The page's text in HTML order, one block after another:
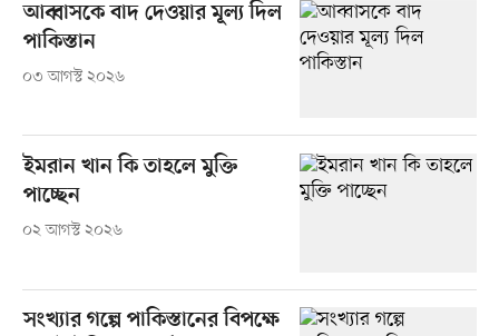
আব্বাসকে বাদ দেওয়ার মূল্য দিল
পাকিস্তান
০৩ আগস্ট ২০২৬
ইমরান খান কি তাহলে মুক্তি
পাচ্ছেন
০২ আগস্ট ২০২৬
সংখ্যার গল্পে পাকিস্তানের বিপক্ষে